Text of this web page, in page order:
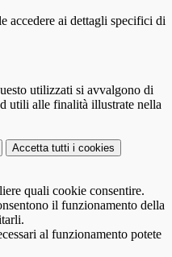
accedere ai dettagli specifici di
utilizzati si avvalgono di
utili alle finalità illustrate nella
Accetta tutti i cookies
quali cookie consentire.
il funzionamento della
al funzionamento potete